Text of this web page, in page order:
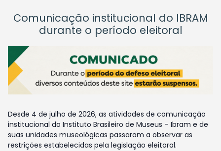
Comunicação institucional do IBRAM
durante o período eleitoral
Desde 4 de julho de 2026, as atividades de comunicação
institucional do Instituto Brasileiro de Museus – Ibram e de
suas unidades museológicas passaram a observar as
restrições estabelecidas pela legislação eleitoral.